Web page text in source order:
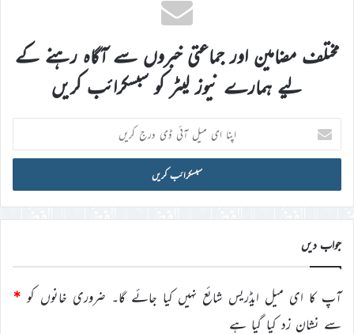
مختلف مضامین اور جماعتی خبروں سے آگاہ رہنے کے
لیے ہمارے نیوز لیٹر کو سبسکرائب کریں
اپنا
ای
میل
ڈی
درج
کریں
جواب دیں
آپ کا ای میل ایڈریس شائع نہیں کیا جائے گا۔ ضروری خانوں کو *
سے نشان زد کیا گیا ہے